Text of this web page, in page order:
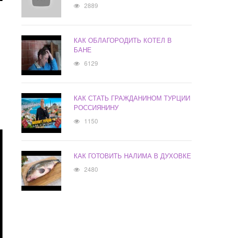
2889
КАК ОБЛАГОРОДИТЬ КОТЕЛ В
БАНЕ
6129
КАК СТАТЬ ГРАЖДАНИНОМ ТУРЦИИ
РОССИЯНИНУ
1150
КАК ГОТОВИТЬ НАЛИМА В ДУХОВКЕ
2480